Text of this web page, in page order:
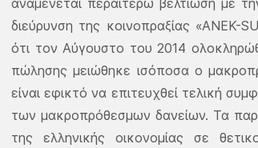
αναμένεται περαιτέρω βελτίωση με
διεύρυνση της κοινοπραξίας «ΑΝΕΚ-
ότι τον Αύγουστο του 2014
πώλησης μειώθηκε ισόποσα ο
είναι εφικτό να επιτευχθεί τελική
των μακροπρόθεσμων δανείων. Τα
της ελληνικής οικονομίας σε